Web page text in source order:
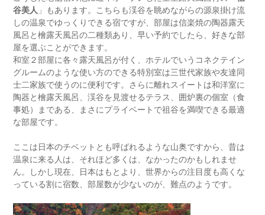
谷美人 」もあります。こちらも渓谷を眺めながらの源泉掛け流
しの温泉でゆっくりできる宿ですが、部屋は信楽焼の陶器露天
風呂と檜露天風呂の二種類あり、早い予約でしたら、好きな部
屋を選ぶことができます。
和室２部屋に各々露天風呂が付く、ホテルでいうコネクテイン
グルームのような使い方のできる特別室は三世代家族や友達同
士二家族で使うのに便利です。さらに離れスイートは和洋室に
陶器と檜露天風呂、渓谷を見渡せるテラス、囲炉裏の個室（食
事処）まである、まさにプライベートで祖谷を満喫できる最適
な部屋です。
ここは日本のチベットとも呼ばれるような山奥ですから、昔は
温泉に来る人は、それほど多くは、なかったのかもしれませ
ん。しかし現在、日本はもとより、世界からの注目度も高くな
っている割に宿数、部屋数が少ないのが、難点のようです。